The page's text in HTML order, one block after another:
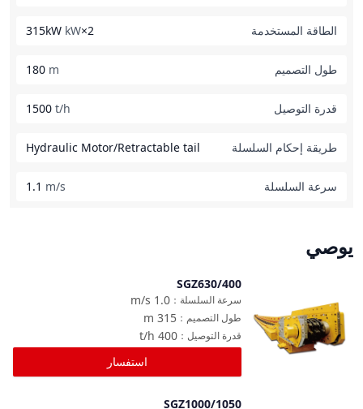
الطاقة المستخدمة 2×315kW
kW
طول التصميم 180 m
قدرة التوصيل 1500 t/h
طريقة إحكام السلسلة Hydraulic Motor/Retractable tail
سرعة السلسلة 1.1 m/s
يوصي
SGZ630/400
1.0
m/s سرعة السلسلة ：
315
m طول التصميم ：
400
t/h قدرة التوصيل ：
استفسار
SGZ1000/1050